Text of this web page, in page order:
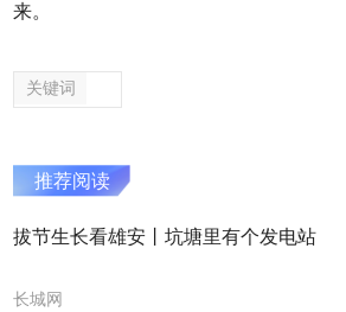
来。
关键词
推荐阅读
拔节生长看雄安丨坑塘里有个发电站
长城网